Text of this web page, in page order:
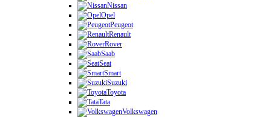
Nissan
Opel
Peugeot
Renault
Rover
Saab
Seat
Smart
Suzuki
Toyota
Tata
Volkswagen